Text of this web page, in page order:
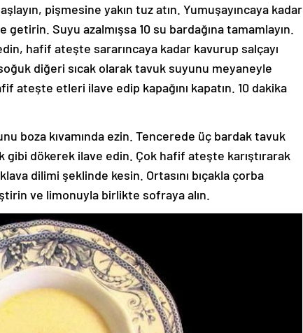
pişmesine yakın tuz atın. Yumuşayıncaya kadar
Suyu azalmışsa 10 su bardağına tamamlayın.
hafif ateşte sararıncaya kadar kavurup salçayı
diğeri sıcak olarak tavuk suyunu meyaneyle
ateşte etleri ilave edip kapağını kapatın. 10 dakika
boza kıvamında ezin. Tencerede üç bardak tavuk
gibi dökerek ilave edin. Çok hafif ateşte karıştırarak
dilimi şeklinde kesin. Ortasını bıçakla çorba
ve limonuyla birlikte sofraya alın.